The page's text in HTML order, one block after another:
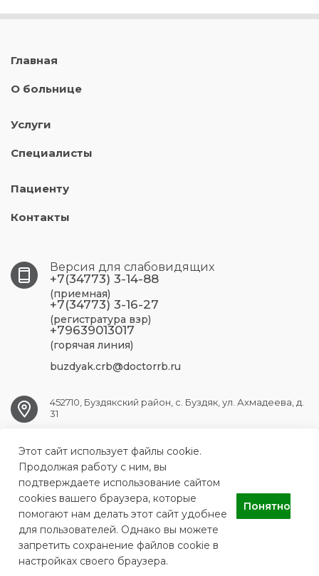
Главная
О больнице
Услуги
Специалисты
Пациенту
Контакты
Версия для слабовидящих
+7(34773) 3-14-88
(приемная)
+7(34773) 3-16-27
(регистратура взр)
+79639013017
(горячая линия)
buzdyak.crb@doctorrb.ru
452710, Буздякский район, с. Буздяк, ул. Ахмадеева, д.
31
BUZDYAK.CRB@doctorrb.ru
Буздякская центральная районная больница
Этот сайт использует файлы cookie.
Продолжая работу с ним, вы
подтверждаете использование сайтом
cookies вашего браузера, которые
помогают нам делать этот сайт удобнее
для пользователей. Однако вы можете
запретить сохранение файлов cookie в
настройках своего браузера.
Понятно